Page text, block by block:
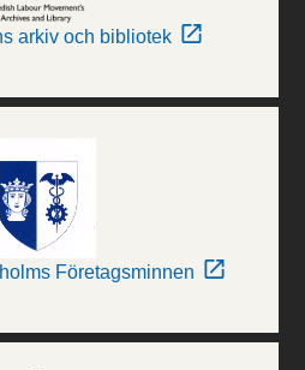
arkiv och bibliotek
Företagsminnen